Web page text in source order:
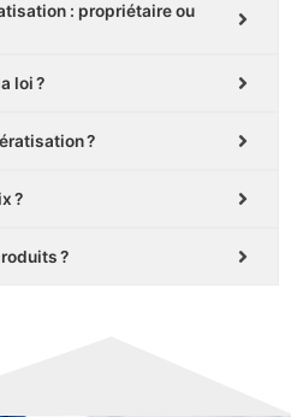
: propriétaire ou
loi ?
?
?
?